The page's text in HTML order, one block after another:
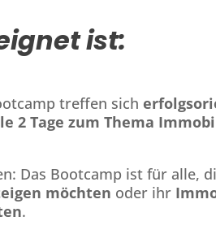
ist:
treffen sich
2 Tage zum Thema
Das Bootcamp ist für alle,
möchten oder ihr
.